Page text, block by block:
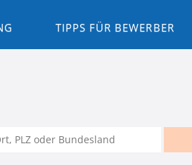
TIPPS FÜR BEWERBER